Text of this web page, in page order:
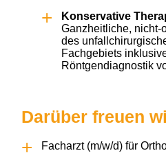
Konservative
Ganzheitliche, nicht-
des
Fachgebiets
Röntgendiagnostik
Darüber freuen
Facharzt (m/w/d) für